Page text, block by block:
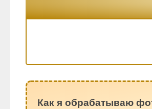
Как я обрабатываю